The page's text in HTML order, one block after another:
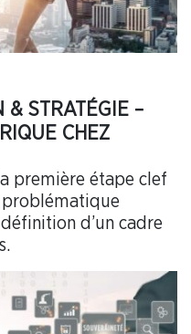
& STRATÉGIE –
CHEZ
première étape clef
d’un cadre